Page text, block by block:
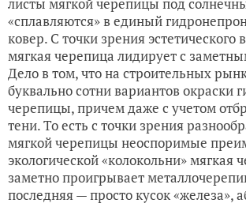
«сплавляются» в единый
ковер. С точки зрения эстетического
мягкая черепица лидирует с
Дело в том, что на строительных
буквально сотни вариантов окраски
черепицы, причем даже с учетом
тени. То есть с точки зрения
мягкой черепицы неоспоримые
экологической «колокольни» мягкая
заметно проигрывает
последняя — просто кусок «железа»,